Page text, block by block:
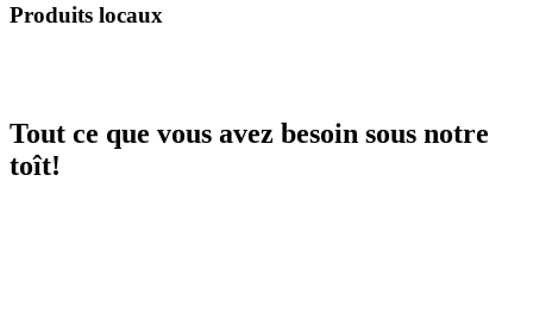
Produits locaux
Tout ce que vous avez besoin sous notre
toît!